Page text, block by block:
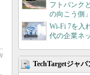
フトバンク
の向こう側」
Wi-Fi 7を入
代の企業ネ
TechTargetジャ